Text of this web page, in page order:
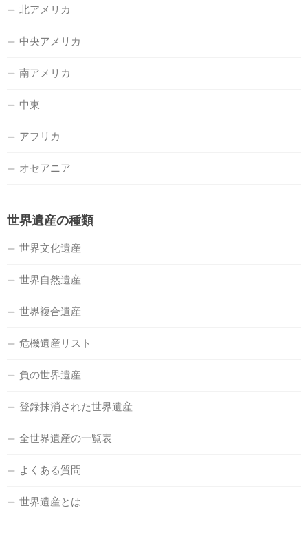
北アメリカ
中央アメリカ
南アメリカ
中東
アフリカ
オセアニア
世界遺産の種類
世界文化遺産
世界自然遺産
世界複合遺産
危機遺産リスト
負の世界遺産
登録抹消された世界遺産
全世界遺産の一覧表
よくある質問
世界遺産とは